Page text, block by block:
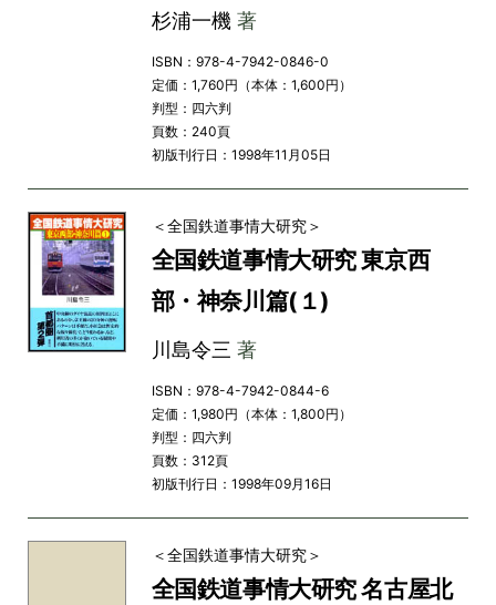
杉浦一機 著
ISBN：978-4-7942-0846-0
定価：1,760円（本体：1,600円）
判型：四六判
頁数：240頁
初版刊行日：1998年11月05日
＜全国鉄道事情大研究＞
全国鉄道事情大研究 東京西
部・神奈川篇(１)
川島令三 著
ISBN：978-4-7942-0844-6
定価：1,980円（本体：1,800円）
判型：四六判
頁数：312頁
初版刊行日：1998年09月16日
＜全国鉄道事情大研究＞
全国鉄道事情大研究 名古屋北